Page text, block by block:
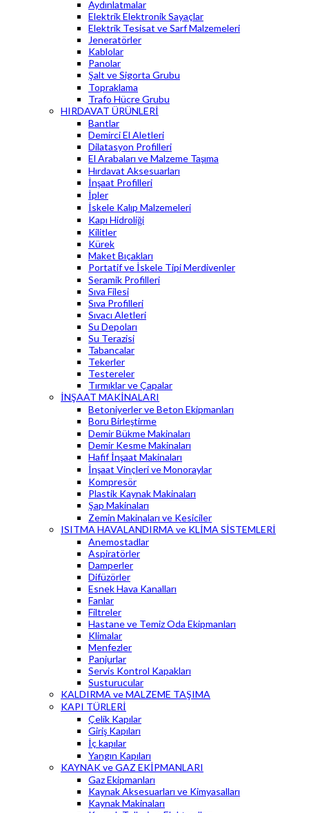
Aydınlatmalar
Elektrik Elektronik Sayaçlar
Elektrik Tesisat ve Sarf Malzemeleri
Jeneratörler
Kablolar
Panolar
Şalt ve Sigorta Grubu
Topraklama
Trafo Hücre Grubu
HIRDAVAT ÜRÜNLERİ
Bantlar
Demirci El Aletleri
Dilatasyon Profilleri
El Arabaları ve Malzeme Taşıma
Hırdavat Aksesuarları
İnşaat Profilleri
İpler
İskele Kalıp Malzemeleri
Kapı Hidroliği
Kilitler
Kürek
Maket Bıçakları
Portatif ve İskele Tipi Merdivenler
Seramik Profilleri
Sıva Filesi
Sıva Profilleri
Sıvacı Aletleri
Su Depoları
Su Terazisi
Tabancalar
Tekerler
Testereler
Tırmıklar ve Çapalar
İNŞAAT MAKİNALARI
Betoniyerler ve Beton Ekipmanları
Boru Birleştirme
Demir Bükme Makinaları
Demir Kesme Makinaları
Hafif İnşaat Makinaları
İnşaat Vinçleri ve Monoraylar
Kompresör
Plastik Kaynak Makinaları
Şap Makinaları
Zemin Makinaları ve Kesiciler
ISITMA HAVALANDIRMA ve KLİMA SİSTEMLERİ
Anemostadlar
Aspiratörler
Damperler
Difüzörler
Esnek Hava Kanalları
Fanlar
Filtreler
Hastane ve Temiz Oda Ekipmanları
Klimalar
Menfezler
Panjurlar
Servis Kontrol Kapakları
Susturucular
KALDIRMA ve MALZEME TAŞIMA
KAPI TÜRLERİ
Çelik Kapılar
Giriş Kapıları
İç kapılar
Yangın Kapıları
KAYNAK ve GAZ EKİPMANLARI
Gaz Ekipmanları
Kaynak Aksesuarları ve Kimyasalları
Kaynak Makinaları